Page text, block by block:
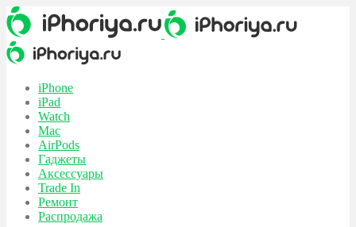
iPhone
iPad
Watch
Mac
AirPods
Гаджеты
Аксессуары
Trade In
Ремонт
Распродажа